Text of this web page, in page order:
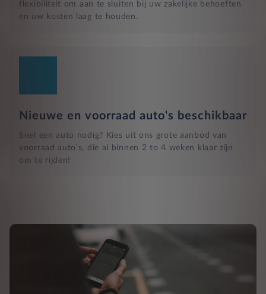
flexibiliteit om aan te sluiten bij uw zakelijke behoeften
en uw kosten laag te houden.
Nieuwe en voorraad auto's beschikbaar
Snel een auto nodig? Kies uit ons grote aanbod van
voorraad auto's, die al binnen 2 to 4 weken klaar zijn
om te rijden!